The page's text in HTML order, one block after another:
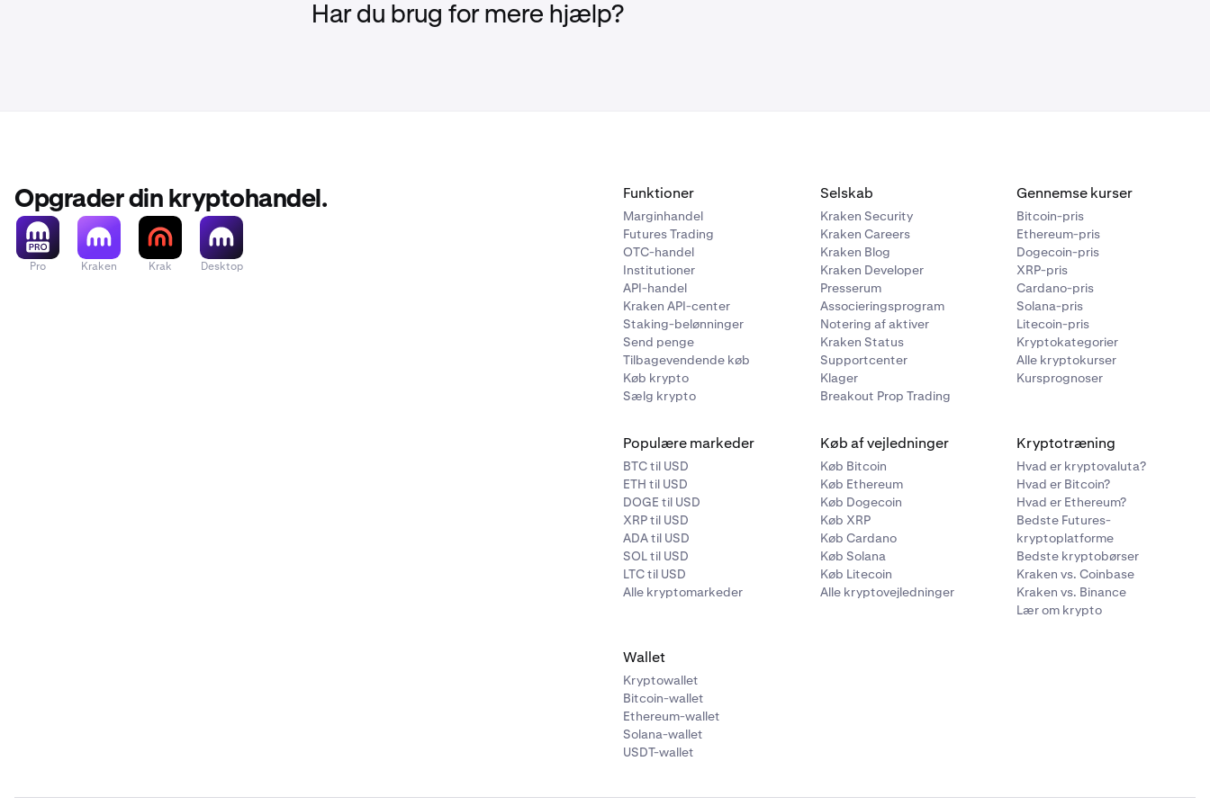
Har du brug for mere hjælp?
Opgrader din kryptohandel.
Pro Kraken Krak Desktop
Funktioner
Marginhandel
Futures Trading
OTC-handel
Institutioner
API-handel
Kraken API-center
Staking-belønninger
Send penge
Tilbagevendende køb
Køb krypto
Sælg krypto
Selskab
Kraken Security
Kraken Careers
Kraken Blog
Kraken Developer
Presserum
Associeringsprogram
Notering af aktiver
Kraken Status
Supportcenter
Klager
Breakout Prop Trading
Gennemse kurser
Bitcoin-pris
Ethereum-pris
Dogecoin-pris
XRP-pris
Cardano-pris
Solana-pris
Litecoin-pris
Kryptokategorier
Alle kryptokurser
Kursprognoser
Populære markeder
BTC til USD
ETH til USD
DOGE til USD
XRP til USD
ADA til USD
SOL til USD
LTC til USD
Alle kryptomarkeder
Køb af vejledninger
Køb Bitcoin
Køb Ethereum
Køb Dogecoin
Køb XRP
Køb Cardano
Køb Solana
Køb Litecoin
Alle kryptovejledninger
Kryptotræning
Hvad er kryptovaluta?
Hvad er Bitcoin?
Hvad er Ethereum?
Bedste Futures-
kryptoplatforme
Bedste kryptobørser
Kraken vs. Coinbase
Kraken vs. Binance
Lær om krypto
Wallet
Kryptowallet
Bitcoin-wallet
Ethereum-wallet
Solana-wallet
USDT-wallet